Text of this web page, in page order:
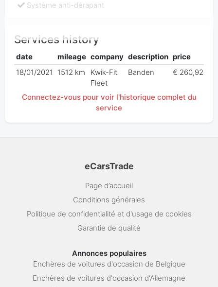
Système anti-dérapant
Services history
date mileage company description price
18/01/2021
1512 km
Kwik-Fit
Fleet
Banden € 260,92
Connectez-vous pour voir l'historique complet du
service
eCarsTrade
Page d’accueil
Conditions générales
Politique de confidentialité et d'usage de cookies
Garantie de qualité
Annonces populaires
Enchères de voitures d'occasion de Belgique
Enchères de voitures d'occasion d'Allemagne